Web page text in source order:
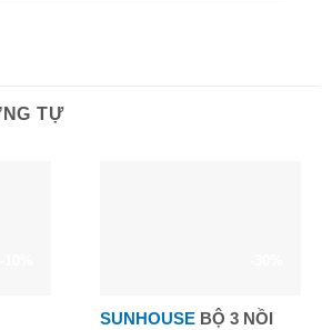
TỰ
SUNHOUSE BỘ 3 NỒI